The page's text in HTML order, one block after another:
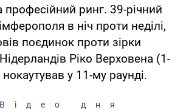
професійний ринг. 39-річний
в ніч проти неділі,
поєдинок проти зірки
Ріко Верховена (1-
у 11-му раунді.
Відео дня